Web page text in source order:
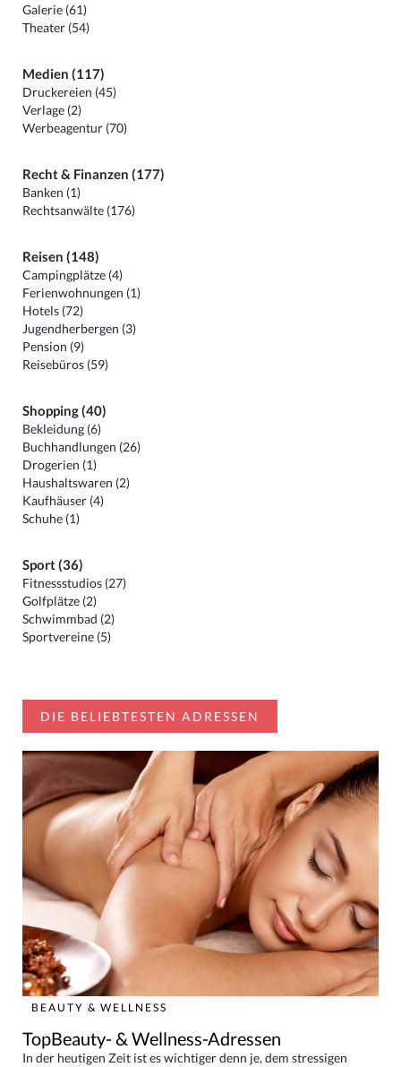
Galerie (61)
Theater (54)
Medien (117)
Druckereien (45)
Verlage (2)
Werbeagentur (70)
Recht & Finanzen (177)
Banken (1)
Rechtsanwälte (176)
Reisen (148)
Campingplätze (4)
Ferienwohnungen (1)
Hotels (72)
Jugendherbergen (3)
Pension (9)
Reisebüros (59)
Shopping (40)
Bekleidung (6)
Buchhandlungen (26)
Drogerien (1)
Haushaltswaren (2)
Kaufhäuser (4)
Schuhe (1)
Sport (36)
Fitnessstudios (27)
Golfplätze (2)
Schwimmbad (2)
Sportvereine (5)
DIE BELIEBTESTEN ADRESSEN
BEAUTY & WELLNESS
TopBeauty- & Wellness-Adressen
In der heutigen Zeit ist es wichtiger denn je, dem stressigen